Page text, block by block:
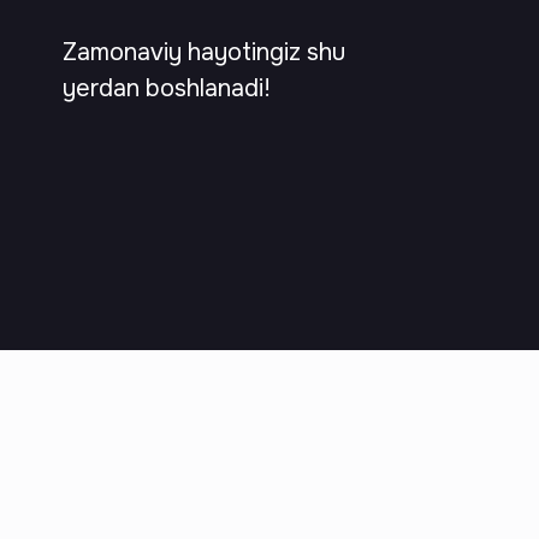
Zamonaviy hayotingiz shu
yerdan boshlanadi!